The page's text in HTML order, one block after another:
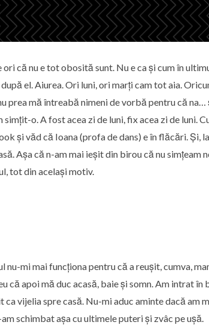
ori că nu e tot obosită sunt. Nu e ca și cum în
el. Aiurea. Ori luni, ori marți cam tot aia.
prea mă întreabă nimeni de vorbă pentru că
o. A fost acea zi de luni, fix acea zi de luni.
și văd că Ioana (profa de dans) e în flăcări. Și,
Așa că n-am mai ieșit din birou că nu simțeam
tot din același motiv.
mi mai funcționa pentru că a reușit, cumva,
că apoi mă duc acasă, baie și somn. Am intrat în
vijelia spre casă. Nu-mi aduc aminte dacă am
schimbat așa cu ultimele puteri și zvâc pe ușă.